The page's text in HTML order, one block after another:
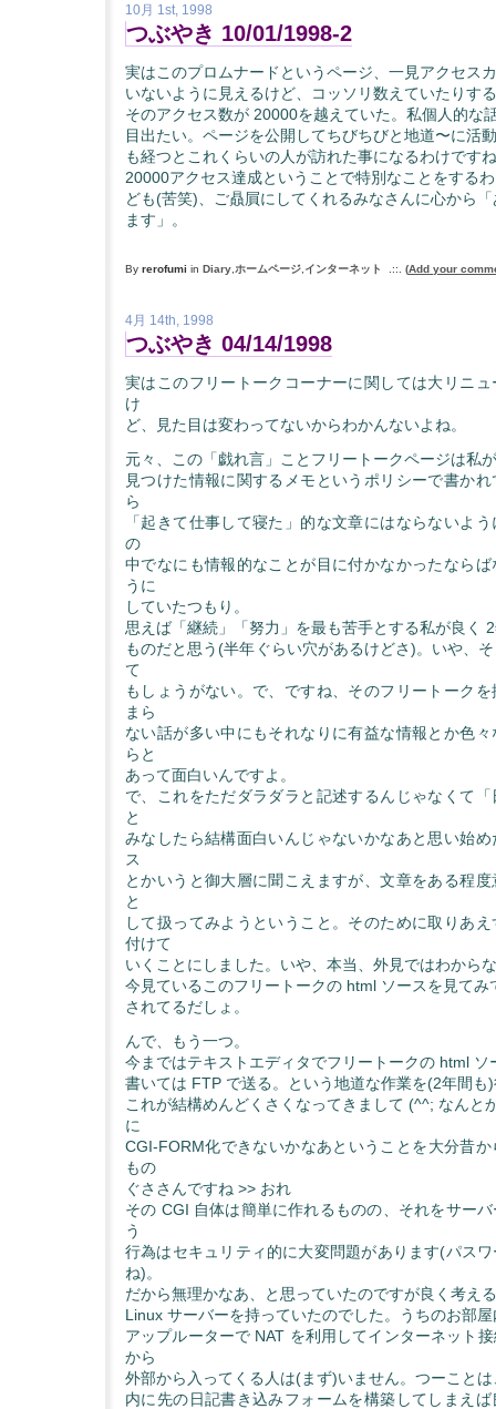
10月 1st, 1998
つぶやき 10/01/1998-2
実はこのプロムナードというページ、一見アクセス
いないように見えるけど、コッソリ数えていたりす
そのアクセス数が 20000を越えていた。私個人的な
目出たい。ページを公開してちびちびと地道〜に活
も経つとこれくらいの人が訪れた事になるわけです
20000アクセス達成ということで特別なことをする
ども(苦笑)、ご贔屓にしてくれるみなさんに心から
ます」。
By rerofumi in Diary ホームページ インターネット .::. (Add your
4月 14th, 1998
つぶやき 04/14/1998
実はこのフリートークコーナーに関しては大リニ
け
ど、見た目は変わってないからわかんないよね。
元々、この「戯れ言」ことフリートークページは私
見つけた情報に関するメモというポリシーで書か
ら
「起きて仕事して寝た」的な文章にはならないよ
の
中でなにも情報的なことが目に付かなかったなら
うに
していたつもり。
思えば「継続」「努力」を最も苦手とする私が良く
ものだと思う(半年ぐらい穴があるけどさ)。いや、
て
もしょうがない。で、ですね、そのフリートーク
まら
ない話が多い中にもそれなりに有益な情報とか色
らと
あって面白いんですよ。
で、これをただダラダラと記述するんじゃなくて
と
みなしたら結構面白いんじゃないかなあと思い始
ス
とかいうと御大層に聞こえますが、文章をある程
と
して扱ってみようということ。そのために取りあ
付けて
いくことにしました。いや、本当、外見ではわから
今見ているこのフリートークの html ソースを見てみ
されてるだしょ。
んで、もう一つ。
今まではテキストエディタでフリートークの html ソ
書いては FTP で送る。という地道な作業を(2年間も
これが結構めんどくさくなってきまして (^^; なんと
に
CGI-FORM化できないかなあということを大分昔
もの
ぐささんですね >> おれ
その CGI 自体は簡単に作れるものの、それをサー
う
行為はセキュリティ的に大変問題があります(パス
ね)。
だから無理かなあ、と思っていたのですが良く考え
Linux サーバーを持っていたのでした。うちのお部
アップルーターで NAT を利用してインターネット
から
外部から入ってくる人は(まず)いません。つーこと
内に先の日記書き込みフォームを構築してしまえ